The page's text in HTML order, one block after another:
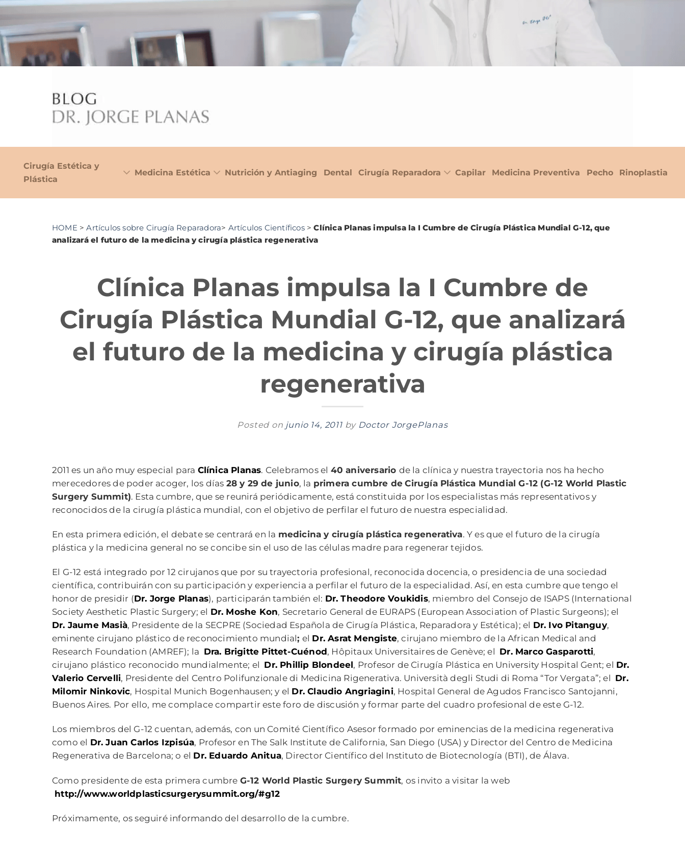
Cirugía Estética y
Plástica
Medicina Estética Nutrición y Antiaging Dental Cirugía Reparadora Capilar Medicina Preventiva Pecho Rinoplastia
HOME>Artículos sobre Cirugía Reparadora> Artículos Científicos>Clínica Planas impulsa la I Cumbre de Cirugía Plástica Mundial G-12, que
analizará el futuro de la medicina y cirugía plástica regenerativa
Clínica Planas impulsa la I Cumbre de
Cirugía Plástica Mundial G-12, que analizará
el futuro de la medicina y cirugía plástica
regenerativa
Posted on junio 14, 2011 by Doctor JorgePlanas
2011 es un año muy especial para Clínica Planas. Celebramos el 40 aniversario de la clínica y nuestra trayectoria nos ha hecho
merecedores de poder acoger, los días 28 y 29 de junio, la primera cumbre de Cirugía Plástica Mundial G-12 (G-12 World Plastic
Surgery Summit). Esta cumbre, que se reunirá periódicamente, está constituida por los especialistas más representativos y
reconocidos de la cirugía plástica mundial, con el objetivo de perfilar el futuro de nuestra especialidad.
En esta primera edición, el debate se centrará en la medicina y cirugía plástica regenerativa. Y es que el futuro de la cirugía
plástica y la medicina general no se concibe sin el uso de las células madre para regenerar tejidos.
El G-12 está integrado por 12 cirujanos que por su trayectoria profesional, reconocida docencia, o presidencia de una sociedad
científica, contribuirán con su participación y experiencia a perfilar el futuro de la especialidad. Así, en esta cumbre que tengo el
honor de presidir (Dr. Jorge Planas), participarán también el: Dr. Theodore Voukidis, miembro del Consejo de ISAPS (International
Society Aesthetic Plastic Surgery; el Dr. Moshe Kon, Secretario General de EURAPS (European Association of Plastic Surgeons); el
Dr. Jaume Masià, Presidente de la SECPRE (Sociedad Española de Cirugía Plástica, Reparadora y Estética); el Dr. Ivo Pitanguy,
eminente cirujano plástico de reconocimiento mundial; el Dr. Asrat Mengiste, cirujano miembro de la African Medical and
Research Foundation (AMREF); la Dra. Brigitte Pittet-Cuénod, Hôpitaux Universitaires de Genève; el Dr. Marco Gasparotti,
cirujano plástico reconocido mundialmente; el Dr. Phillip Blondeel, Profesor de Cirugía Plástica en University Hospital Gent; el Dr.
Valerio Cervelli, Presidente del Centro Polifunzionale di Medicina Rigenerativa. Università degli Studi di Roma “Tor Vergata”; el Dr.
Milomir Ninkovic, Hospital Munich Bogenhausen; y el Dr. Claudio Angriagini, Hospital General de Agudos Francisco Santojanni,
Buenos Aires. Por ello, me complace compartir este foro de discusión y formar parte del cuadro profesional de este G-12.
Los miembros del G-12 cuentan, además, con un Comité Científico Asesor formado por eminencias de la medicina regenerativa
como el Dr. Juan Carlos Izpisúa, Profesor en The Salk Institute de California, San Diego (USA) y Director del Centro de Medicina
Regenerativa de Barcelona; o el Dr. Eduardo Anitua, Director Científico del Instituto de Biotecnología (BTI), de Álava.
Como presidente de esta primera cumbre G-12 World Plastic Surgery Summit, os invito a visitar la web
http://www.worldplasticsurgerysummit.org/#g12
Próximamente, os seguiré informando del desarrollo de la cumbre.